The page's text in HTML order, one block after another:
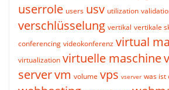
userrole users usv utilization
verschlüsselung vertikal vertikale
conferencing videokonferenz virtual
virtualization virtuelle maschine
servervm volume vps vserver was ist